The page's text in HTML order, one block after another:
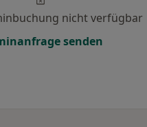
nicht verfügbar
senden